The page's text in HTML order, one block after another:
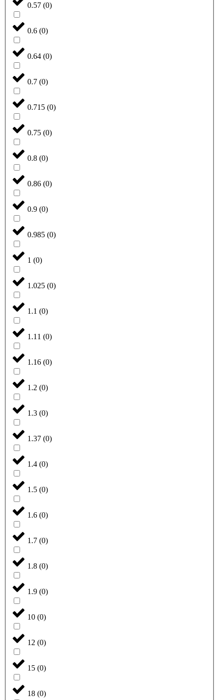
0.57 (0)
0.6 (0)
0.64 (0)
0.7 (0)
0.715 (0)
0.75 (0)
0.8 (0)
0.86 (0)
0.9 (0)
0.985 (0)
1 (0)
1.025 (0)
1.1 (0)
1.11 (0)
1.16 (0)
1.2 (0)
1.3 (0)
1.37 (0)
1.4 (0)
1.5 (0)
1.6 (0)
1.7 (0)
1.8 (0)
1.9 (0)
10 (0)
12 (0)
15 (0)
18 (0)